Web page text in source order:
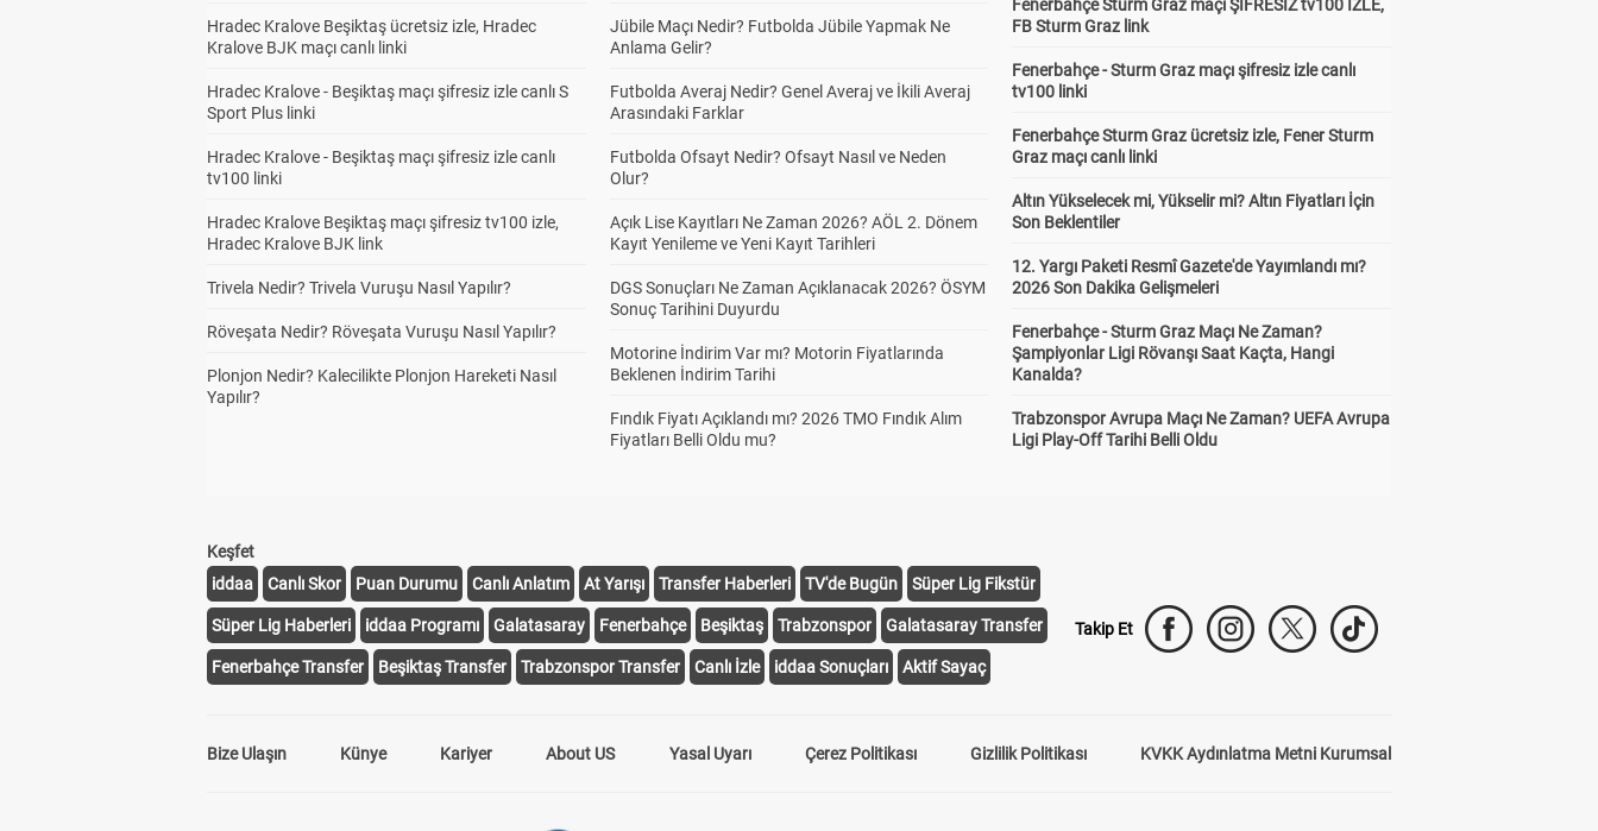
Hradec Kralove Beşiktaş ücretsiz izle, Hradec
Kralove BJK maçı canlı linki
Hradec Kralove - Beşiktaş maçı şifresiz izle canlı S
Sport Plus linki
Hradec Kralove - Beşiktaş maçı şifresiz izle canlı
tv100 linki
Hradec Kralove Beşiktaş maçı şifresiz tv100 izle,
Hradec Kralove BJK link
Trivela Nedir? Trivela Vuruşu Nasıl Yapılır?
Röveşata Nedir? Röveşata Vuruşu Nasıl Yapılır?
Plonjon Nedir? Kalecilikte Plonjon Hareketi Nasıl
Yapılır?
Jübile Maçı Nedir? Futbolda Jübile Yapmak Ne
Anlama Gelir?
Futbolda Averaj Nedir? Genel Averaj ve İkili Averaj
Arasındaki Farklar
Futbolda Ofsayt Nedir? Ofsayt Nasıl ve Neden
Olur?
Açık Lise Kayıtları Ne Zaman 2026? AÖL 2. Dönem
Kayıt Yenileme ve Yeni Kayıt Tarihleri
DGS Sonuçları Ne Zaman Açıklanacak 2026? ÖSYM
Sonuç Tarihini Duyurdu
Motorine İndirim Var mı? Motorin Fiyatlarında
Beklenen İndirim Tarihi
Fındık Fiyatı Açıklandı mı? 2026 TMO Fındık Alım
Fiyatları Belli Oldu mu?
Fenerbahçe Sturm Graz maçı ŞİFRESİZ tv100 İZLE,
FB Sturm Graz link
Fenerbahçe - Sturm Graz maçı şifresiz izle canlı
tv100 linki
Fenerbahçe Sturm Graz ücretsiz izle, Fener Sturm
Graz maçı canlı linki
Altın Yükselecek mi, Yükselir mi? Altın Fiyatları İçin
Son Beklentiler
12. Yargı Paketi Resmî Gazete'de Yayımlandı mı?
2026 Son Dakika Gelişmeleri
Fenerbahçe - Sturm Graz Maçı Ne Zaman?
Şampiyonlar Ligi Rövanşı Saat Kaçta, Hangi
Kanalda?
Trabzonspor Avrupa Maçı Ne Zaman? UEFA Avrupa
Ligi Play-Off Tarihi Belli Oldu
Keşfet
iddaa
Canlı Skor Puan Durumu Canlı Anlatım At Yarışı Transfer Haberleri TV'de Bugün Süper Lig Fikstür
Süper Lig Haberleri iddaa Programı Galatasaray Fenerbahçe Beşiktaş Trabzonspor Galatasaray Transfer
Fenerbahçe Transfer Beşiktaş Transfer Trabzonspor Transfer Canlı İzle iddaa Sonuçları Aktif Sayaç
Takip Et
Bize Ulaşın Künye Kariyer About US Yasal Uyarı Çerez Politikası Gizlilik Politikası KVKK Aydınlatma Metni Kurumsal